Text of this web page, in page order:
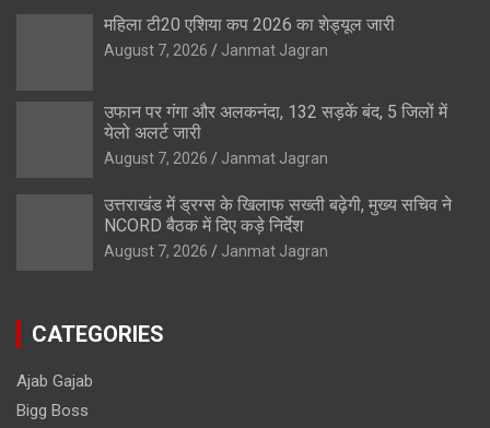
महिला टी20 एशिया कप 2026 का शेड्यूल जारी
August 7, 2026 Janmat Jagran
उफान पर गंगा और अलकनंदा, 132 सड़कें बंद, 5 जिलों में
येलो अलर्ट जारी
August 7, 2026 Janmat Jagran
उत्तराखंड में ड्रग्स के खिलाफ सख्ती बढ़ेगी, मुख्य सचिव ने
NCORD बैठक में दिए कड़े निर्देश
August 7, 2026 Janmat Jagran
CATEGORIES
Ajab Gajab
Bigg Boss